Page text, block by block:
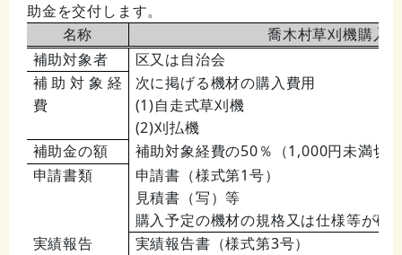
助金を交付します。
名称
喬木村草刈機購入
補助対象者
区又は自治会
補助対象経
費
次に掲げる機材の購入費用
(1)自走式草刈機
(2)刈払機
補助金の額
補助対象経費の50％（1,000円未満切
申請書類
申請書（様式第1号）
見積書（写）等
購入予定の機材の規格又は仕様等が確
実績報告
実績報告書（様式第3号）